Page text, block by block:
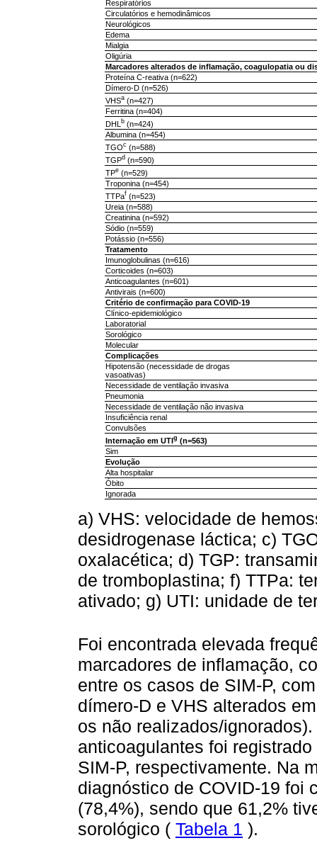
Respiratórios
Circulatórios e hemodinâmicos
Neurológicos
Edema
Mialgia
Oligúria
Marcadores alterados de inflamação, coagulopatia ou
Proteína C-reativa (n=622)
Dímero-D (n=526)
VHSa(n=427)
Ferritina (n=404)
DHL b(n=424)
Albumina (n=454)
TGOc (n=588)
TGPd(n=590)
TPe(n=529)
Troponina (n=454)
TTPaf (n=523)
Ureia (n=588)
Creatinina (n=592)
Sódio (n=559)
Potássio (n=556)
Tratamento
Imunoglobulinas (n=616)
Corticoides (n=603)
Anticoagulantes (n=601)
Antivirais (n=600)
Critério de confirmação para COVID-19
Clínico-epidemiológico
Laboratorial
Sorológico
Molecular
Complicações
Hipotensão (necessidade de drogas
vasoativas)
Necessidade de ventilação invasiva
Pneumonia
Necessidade de ventilação não invasiva
Insuficiência renal
Convulsões
Internação em UTIg (n=563)
Sim
Evolução
Alta hospitalar
Óbito
Ignorada
a) VHS: velocidade de
desidrogenase láctica; c)
oxalacética; d) TGP:
de tromboplastina; f) TTPa:
ativado; g) UTI: unidade de
Foi encontrada elevada
marcadores de inflamação,
entre os casos de SIM-P,
dímero-D e VHS alterados
os não realizados/
anticoagulantes foi
SIM-P, respectivamente. Na
diagnóstico de COVID-19 foi
(78,4%), sendo que 61,2%
sorológico ( Tabela 1 ).